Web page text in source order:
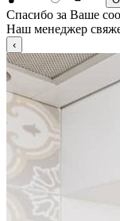
Спасибо за Ваше
Наш менеджер